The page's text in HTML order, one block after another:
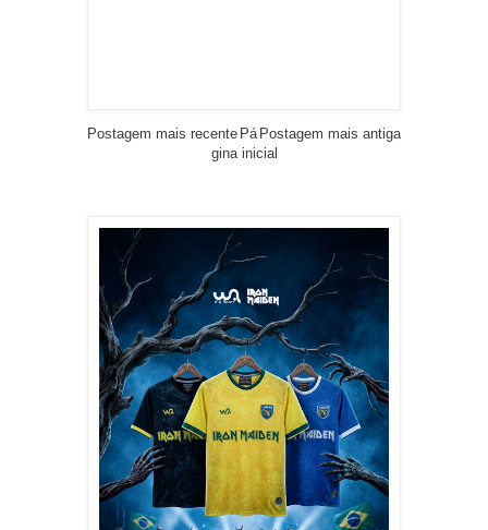
Postagem mais recente Postagem mais antiga
Pá
gina inicial